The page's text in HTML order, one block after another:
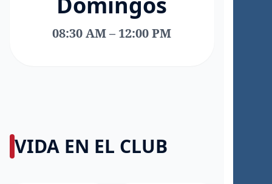
08:30 AM – 12:00 PM
VIDA EN EL CLUB